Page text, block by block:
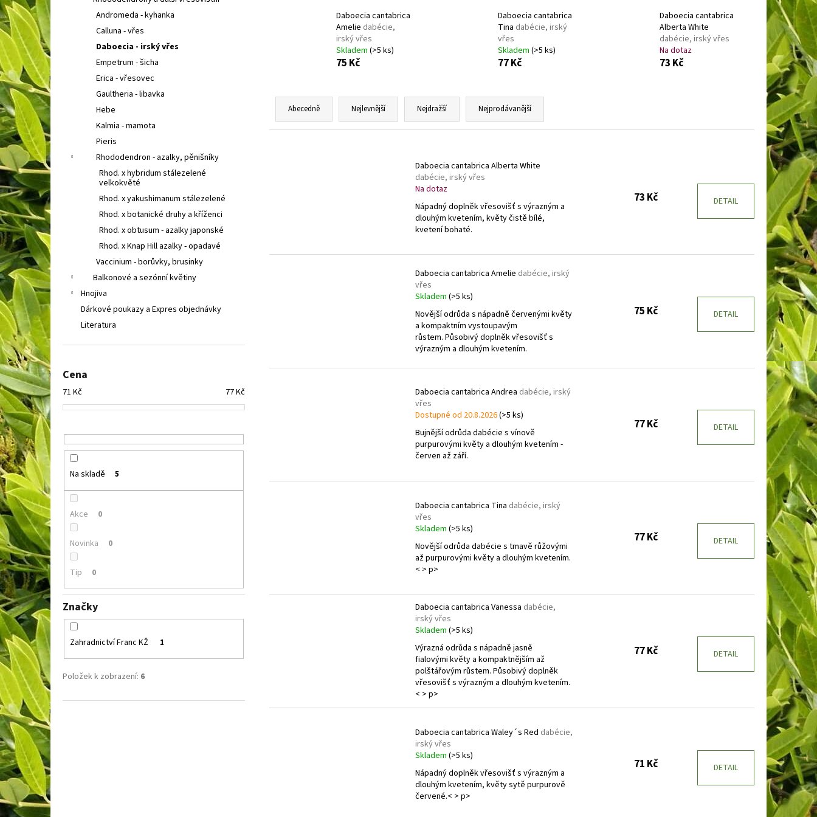
l
Andromeda - kyhanka
Calluna - vřes
Daboecia - irský vřes
Empetrum - šicha
Erica - vřesovec
Gaultheria - libavka
Hebe
Kalmia - mamota
Pieris
Rhododendron - azalky, pěnišníky
Rhod. x hybridum stálezelené
velkokvěté
Rhod. x yakushimanum stálezelené
Rhod. x botanické druhy a kříženci
Rhod. x obtusum - azalky japonské
Rhod. x Knap Hill azalky - opadavé
Vaccinium - borůvky, brusinky
Balkonové a sezónní květiny
Hnojiva
Dárkové poukazy a Expres objednávky
Literatura
Cena
71 Kč 77Kč
Na skladě 5
Akce 0
Novinka 0
Tip 0
Značky
Zahradnictví Franc KŽ 1
Položek k zobrazení: 6
Daboecia cantabrica
Amelie dabécie,
irský vřes
Skladem (>5 ks)
75 Kč
Daboecia cantabrica
Tina dabécie, irský
vřes
Skladem (>5 ks)
77 Kč
Daboecia cantabrica
Alberta White
dabécie, irský vřes
Na dotaz
73 Kč
Ř
z
u
Abecedně Nejlevnější Nejdražší Nejprodávanější
o
Daboecia cantabrica Alberta White
dabécie, irský vřes
Na dotaz
Nápadný doplněk vřesovišť s výrazným a
dlouhým kvetením, květy čistě bílé,
kvetení bohaté.
73 Kč DETAIL
Daboecia cantabrica Amelie dabécie, irský
vřes
Skladem (>5 ks)
Novější odrůda s nápadně červenými květy
a kompaktním vystoupavým
růstem. Působivý doplněk vřesovišť s
výrazným a dlouhým kvetením.
75 Kč DETAIL
Daboecia cantabrica Andrea dabécie, irský
vřes
Dostupné od 20.8.2026(>5 ks)
Bujnější odrůda dabécie s vínově
purpurovými květy a dlouhým kvetením -
červen až září.
77 Kč DETAIL
Daboecia cantabrica Tina dabécie, irský
vřes
Skladem (>5 ks)
Novější odrůda dabécie s tmavě růžovými
až purpurovými květy a dlouhým kvetením.
< > p>
77 Kč DETAIL
Daboecia cantabrica Vanessa dabécie,
irský vřes
Skladem (>5 ks)
Výrazná odrůda s nápadně jasně
fialovými květy a kompaktnějším až
polštářovým růstem. Působivý doplněk
vřesovišť s výrazným a dlouhým kvetením.
< > p>
77 Kč DETAIL
Daboecia cantabrica Waley´s Red dabécie,
irský vřes
Skladem (>5 ks)
Nápadný doplněk vřesovišť s výrazným a
dlouhým kvetením, květy sytě purpurově
červené.< > p>
71 Kč DETAIL
CHOCOLATEROZCHODNÍK NACHOVÝ
ROZCHODNÍK NACHOVÝ
ZAHRADNÍ
143 Kč